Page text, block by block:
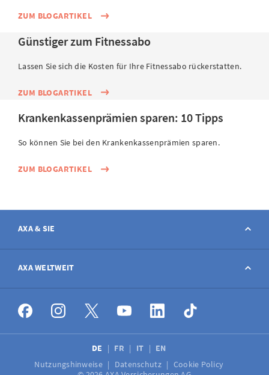
ZUM BLOGARTIKEL
Günstiger zum Fitnessabo
Lassen Sie sich die Kosten für Ihre Fitnessabo rückerstatten.
ZUM BLOGARTIKEL
Krankenkassenprämien sparen: 10 Tipps
So können Sie bei den Krankenkassenprämien sparen.
ZUM BLOGARTIKEL
AXA & SIE
Kontakt
Schaden melden
Stellenangebote
Medien
AXA WELTWEIT
AXA weltweit
DE FR IT
EN
Nutzungshinweise
Datenschutz
Cookie Policy